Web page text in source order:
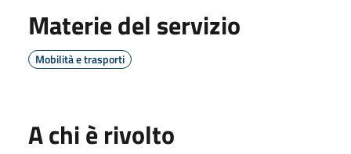
Materie del servizio
Mobilità e trasporti
A chi è rivolto